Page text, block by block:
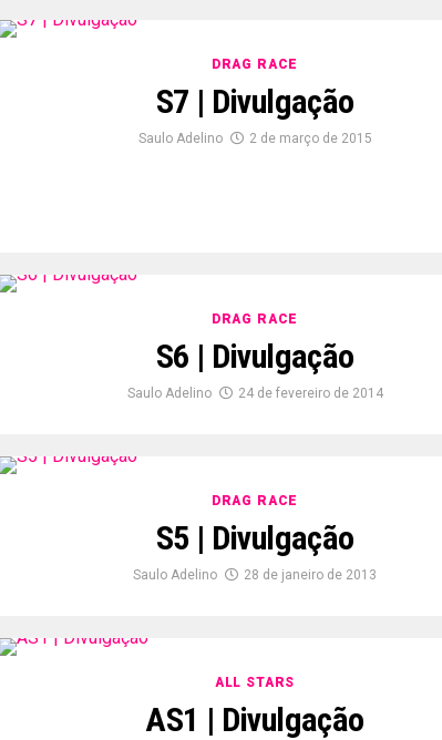
DRAG RACE
S7 | Divulgação
Saulo Adelino 2 de março de 2015
DRAG RACE
S6 | Divulgação
Saulo Adelino 24 de fevereiro de 2014
DRAG RACE
S5 | Divulgação
Saulo Adelino 28 de janeiro de 2013
ALL STARS
AS1 | Divulgação